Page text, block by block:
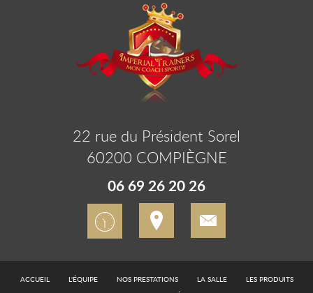
22 rue du Président Sorel
60200 COMPIÈGNE
06 69 26 20 26
ACCUEIL L'ÉQUIPE NOS PRESTATIONS LA SALLE
LES PRODUITS